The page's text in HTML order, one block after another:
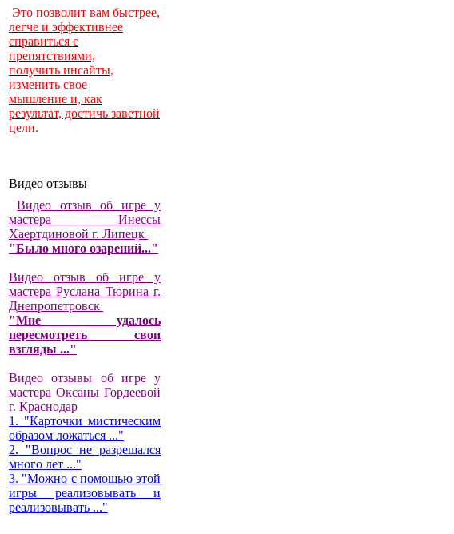
Это позволит вам быстрее,
легче и эффективнее
справиться с
препятствиями,
получить инсайты,
изменить свое
мышление и, как
результат, достичь заветной
цели.
Видео отзывы
Видео отзыв об игре у
мастера Инессы
Хаертдиновой г. Липецк
"Было много озарений..."
Видео отзыв об игре у
мастера Руслана Тюрина г.
Днепропетровск
"Мне удалось
пересмотреть свои
взгляды ..."
Видео отзывы об игре у
мастера Оксаны Гордеевой
г. Краснодар
1. "Карточки мистическим
образом ложаться ..."
2. "Вопрос не разрешался
много лет ..."
3. "Можно с помощью этой
игры реализовывать и
реализовывать ..."